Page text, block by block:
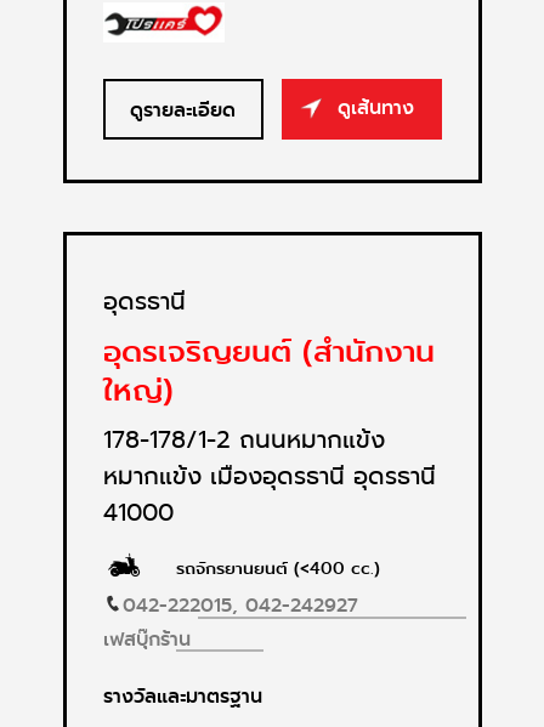
ดูรายละเอียด ดูเส้นทาง
อุดรธานี
อุดรเจริญยนต์ (สำนักงาน
ใหญ่)
178-178/1-2 ถนนหมากแข้ง
หมากแข้ง เมืองอุดรธานี อุดรธานี
41000
รถจักรยานยนต์ (<400 cc.)
042-222015, 042-242927
เฟสบุ๊กร้าน
รางวัลและมาตรฐาน